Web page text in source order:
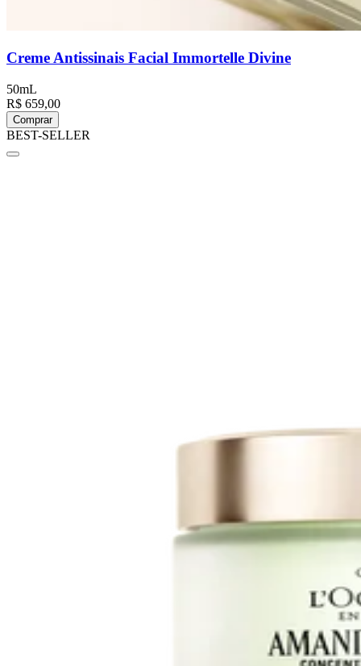
Creme Antissinais Facial Immortelle Divine
50mL
R$ 659,00
Comprar
BEST-SELLER